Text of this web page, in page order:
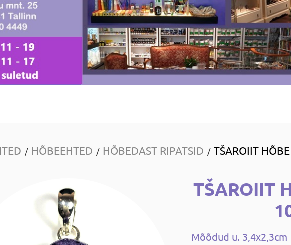
/ HÕBEEHTED / HÕBEDAST RIPATSID / TŠAROIIT
TŠAROIIT
Mõõdud u. 3,4x2,3cm